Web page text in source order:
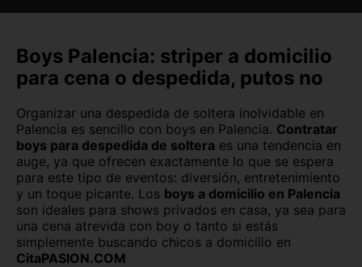
Cádiz capital Castellón capital
Ceuta capital Ciudad Real capital
Córdoba capital Cuenca capital
Girona capital Granada capital
Guadalajara capital Huelva capital
Huesca capital Jaén capital
Las Palmas León capital
Lleida capital Logroño
Boys Palencia: striper a domicilio
para cena o despedida, putos no
Organizar una despedida de soltera inolvidable en
Palencia es sencillo con boys en Palencia. Contratar
boys para despedida de soltera es una tendencia en
auge, ya que ofrecen exactamente lo que se espera
para este tipo de eventos: diversión, entretenimiento
y un toque picante. Los boys a domicilio en Palencia
son ideales para shows privados en casa, ya sea para
una cena atrevida con boy o tanto si estás
simplemente buscando chicos a domicilio en
CitaPASION.COM